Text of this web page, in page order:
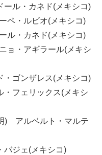
ル・カネド(メキシコ)
・ルビオ(メキシコ)
・カネド(メキシコ)
・アギラール(メキシ
ゴンザレス(メキシコ)
フェリックス(メキシ
) アルベルト・マルテ
ジェ(メキシコ)